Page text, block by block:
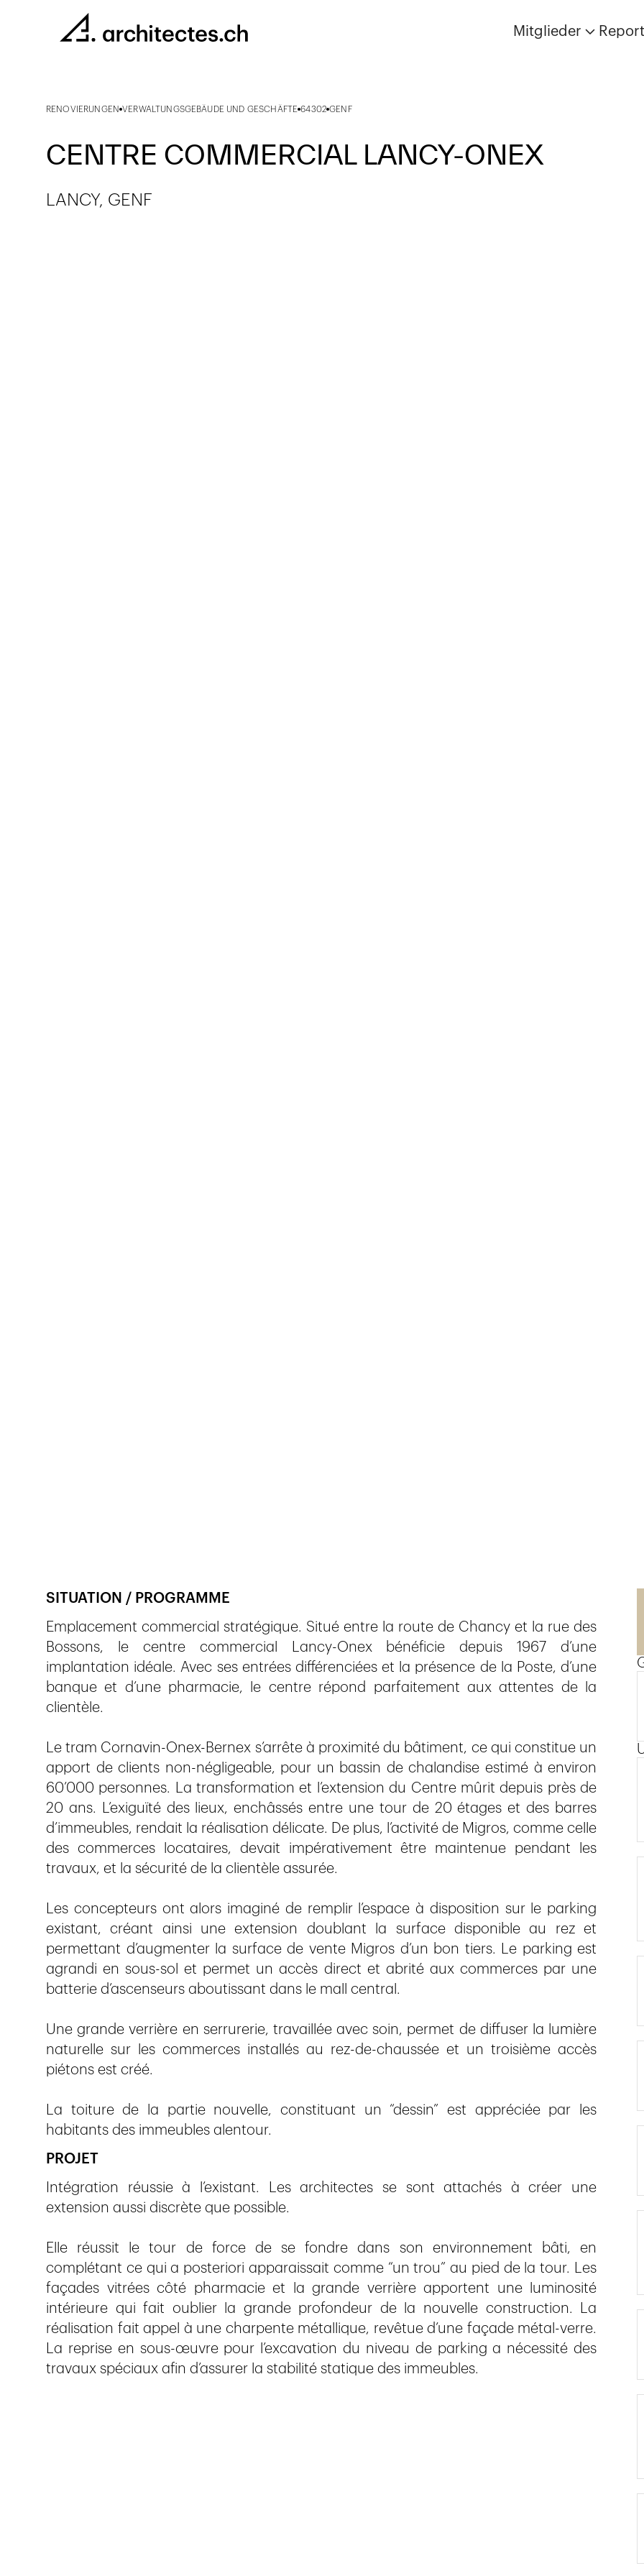
Mitglieder
RENOVIERUNGEN VERWALTUNGSGEBÄUDE UND GESCHÄFTE 64302 GENF
CENTRE COMMERCIAL LANCY-ONEX
LANCY, GENF
SITUATION / PROGRAMME
Emplacement commercial stratégique. Situé entre la route de Chancy et la rue des
Bossons, le centre commercial Lancy-Onex bénéficie depuis 1967 d’une
implantation idéale. Avec ses entrées différenciées et la présence de la Poste, d’une
banque et d’une pharmacie, le centre répond parfaitement aux attentes de la
clientèle.
Le tram Cornavin-Onex-Bernex s’arrête à proximité du bâtiment, ce qui constitue un
apport de clients non-négligeable, pour un bassin de chalandise estimé à environ
60’000 personnes. La transformation et l’extension du Centre mûrit depuis près de
20 ans. L’exiguïté des lieux, enchâssés entre une tour de 20 étages et des barres
d’immeubles, rendait la réalisation délicate. De plus, l’activité de Migros, comme celle
des commerces locataires, devait impérativement être maintenue pendant les
travaux, et la sécurité de la clientèle assurée.
Les concepteurs ont alors imaginé de remplir l’espace à disposition sur le parking
existant, créant ainsi une extension doublant la surface disponible au rez et
permettant d’augmenter la surface de vente Migros d’un bon tiers. Le parking est
agrandi en sous-sol et permet un accès direct et abrité aux commerces par une
batterie d’ascenseurs aboutissant dans le mall central.
Une grande verrière en serrurerie, travaillée avec soin, permet de diffuser la lumière
naturelle sur les commerces installés au rez-de-chaussée et un troisième accès
piétons est créé.
La toiture de la partie nouvelle, constituant un “dessin” est appréciée par les
habitants des immeubles alentour.
PROJET
Intégration réussie à l’existant. Les architectes se sont attachés à créer une
extension aussi discrète que possible.
Elle réussit le tour de force de se fondre dans son environnement bâti, en
complétant ce qui a posteriori apparaissait comme “un trou” au pied de la tour. Les
façades vitrées côté pharmacie et la grande verrière apportent une luminosité
intérieure qui fait oublier la grande profondeur de la nouvelle construction. La
réalisation fait appel à une charpente métallique, revêtue d’une façade métal-verre.
La reprise en sous-œuvre pour l’excavation du niveau de parking a nécessité des
travaux spéciaux afin d’assurer la stabilité statique des immeubles.